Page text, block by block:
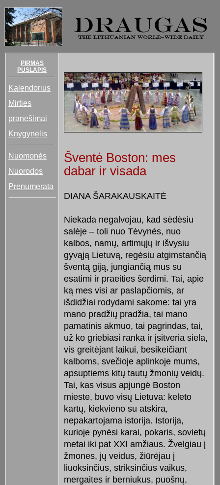
PIRMAS
PUSLAPIS
Kalendorius
Mirties
pranešimai
Knygynėlis
Nuomonės
Nuorodos
Prenumerata
Šventė Boston: mes
dabar ir visada
DIANA ŠARAKAUSKAITĖ
Niekada negalvojau, kad sėdėsiu
salėje – toli nuo Tėvynės, nuo
kalbos, namų, artimųjų ir išvysiu
gyvąją Lietuvą, regėsiu atgimstančią
šventą giją, jungiančią mus su
esatimi ir praeities šerdimi. Tai, apie
ką mes visi ar paslapčiomis, ar
išdidžiai rodydami sakome: tai yra
mano pradžių pradžia, tai mano
pamatinis akmuo, tai pagrindas, tai,
už ko griebiasi ranka ir įsitveria siela,
vis greitėjant laikui, besikeičiant
kalboms, svečioje aplinkoje mums,
apsuptiems kitų tautų žmonių veidų.
Tai, kas visus apjungė Boston
mieste, buvo visų Lietuva: keleto
kartų, kiekvieno su atskira,
nepakartojama istorija. Istorija,
kurioje pynėsi karai, pokaris, sovietų
metai iki pat XXI amžiaus. Žvelgiau į
žmones, jų veidus, žiūrėjau į
liuoksinčius, striksinčius vaikus,
mergaites ir berniukus, puošnų,